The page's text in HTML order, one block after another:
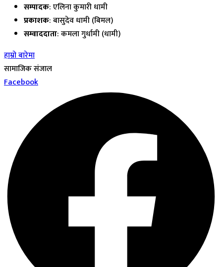
सम्पादक: एलिना कुमारी धामी
प्रकाशक: बासुदेव धामी (बिमल)
सम्वाददाता: कमला गुर्धामी (धामी)
हाम्रो बारेमा
सामाजिक संजाल
Facebook